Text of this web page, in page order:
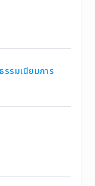
รรมเนียมการ